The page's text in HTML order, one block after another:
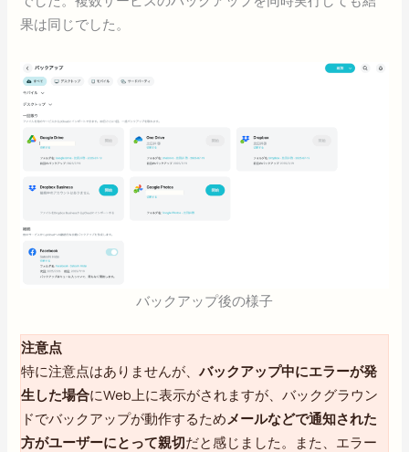
果は同じでした。
バックアップ後の様子
注意点
特に注意点はありませんが、バックアップ中にエラーが発
生した場合にWeb上に表示がされますが、バックグラウン
ドでバックアップが動作するため メールなどで通知された
方がユーザーにとって親切だと感じました。また、エラー